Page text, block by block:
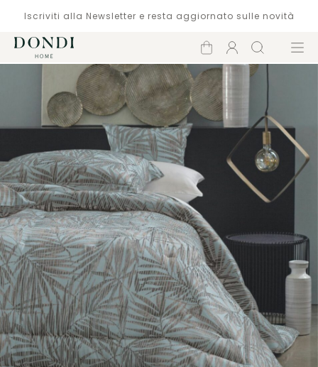
Iscriviti alla Newsletter e resta aggiornato sulle novità
Carrello
Account
Cerca Menù